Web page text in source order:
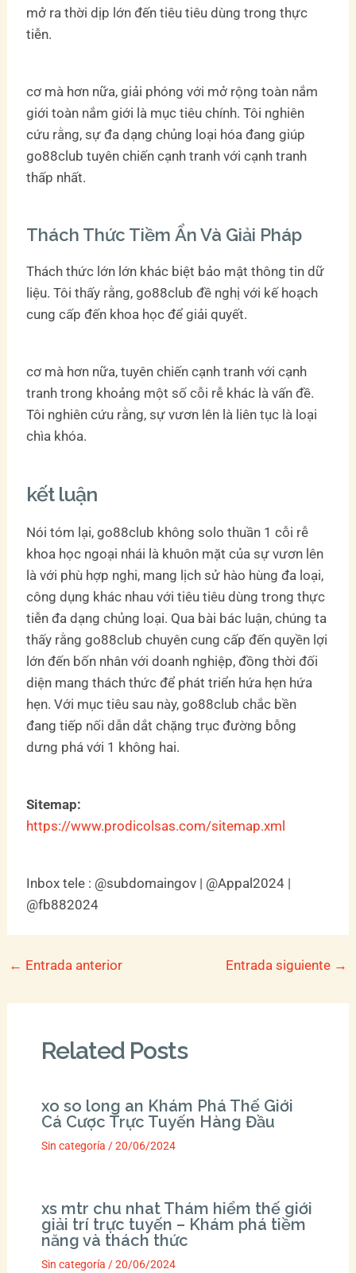
mở ra thời dịp lớn đến tiêu tiêu dùng trong thực
tiễn.
cơ mà hơn nữa, giải phóng với mở rộng toàn nắm
giới toàn nắm giới là mục tiêu chính. Tôi nghiên
cứu rằng, sự đa dạng chủng loại hóa đang giúp
go88club tuyên chiến cạnh tranh với cạnh tranh
thấp nhất.
Thách Thức Tiềm Ẩn Và Giải Pháp
Thách thức lớn lớn khác biệt bảo mật thông tin dữ
liệu. Tôi thấy rằng, go88club đề nghị với kế hoạch
cung cấp đến khoa học để giải quyết.
cơ mà hơn nữa, tuyên chiến cạnh tranh với cạnh
tranh trong khoảng một số cỗi rễ khác là vấn đề.
Tôi nghiên cứu rằng, sự vươn lên là liên tục là loại
chìa khóa.
kết luận
Nói tóm lại, go88club không solo thuần 1 cỗi rễ
khoa học ngoại nhái là khuôn mặt của sự vươn lên
là với phù hợp nghi, mang lịch sử hào hùng đa loại,
công dụng khác nhau với tiêu tiêu dùng trong thực
tiễn đa dạng chủng loại. Qua bài bác luận, chúng ta
thấy rằng go88club chuyên cung cấp đến quyền lợi
lớn đến bốn nhân với doanh nghiệp, đồng thời đối
diện mang thách thức để phát triển hứa hẹn hứa
hẹn. Với mục tiêu sau này, go88club chắc bền
đang tiếp nối dẫn dắt chặng trục đường bỗng
dưng phá với 1 không hai.
Sitemap:
https://www.prodicolsas.com/sitemap.xml
Inbox tele : @subdomaingov | @Appal2024 |
@fb882024
← Entrada anterior Entrada siguiente →
Related Posts
xo so long an Khám Phá Thế Giới
Cá Cược Trực Tuyến Hàng Đầu
Sin categoría /20/06/2024
xs mtr chu nhat Thám hiểm thế giới
giải trí trực tuyến – Khám phá tiềm
năng và thách thức
Sin categoría /20/06/2024